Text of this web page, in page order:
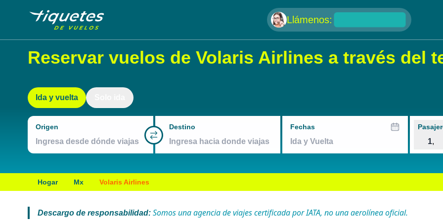
Llámenos:
Reservar vuelos de Volaris Airlines a través del
Ida y vuelta
Origen Destino Fechas
1,
Hogar Mx Volaris Airlines
Descargo de responsabilidad: Somos una agencia de viajes certificada por IATA, no una aerolínea oficial.